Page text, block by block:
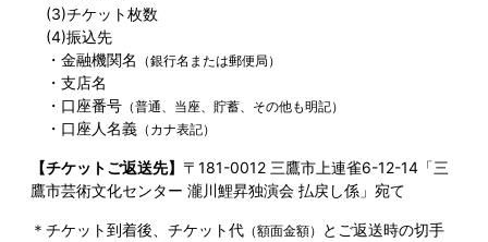
(3)チケット枚数
(4)振込先
・金融機関名 （銀行名または郵便局）
・支店名
・口座番号 （普通、当座、貯蓄、その他も明記）
・口座人名義 （カナ表記）
【チケットご返送先】 〒181-0012 三鷹市上連雀6-12-14「三
鷹市芸術文化センター 瀧川鯉昇独演会 払戻し係」宛て
＊チケット到着後、チケット代 （額面金額） とご返送時の切手